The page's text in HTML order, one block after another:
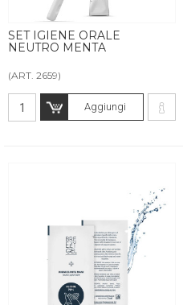
SET IGIENE ORALE
NEUTRO MENTA
(ART. 2659)
Aggiungi